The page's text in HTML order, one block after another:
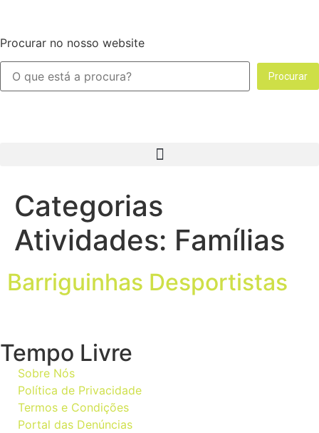
Procurar no nosso website
Procurar
Categorias
Atividades: Famílias
Barriguinhas Desportistas
Tempo Livre
Sobre Nós
Política de Privacidade
Termos e Condições
Portal das Denúncias